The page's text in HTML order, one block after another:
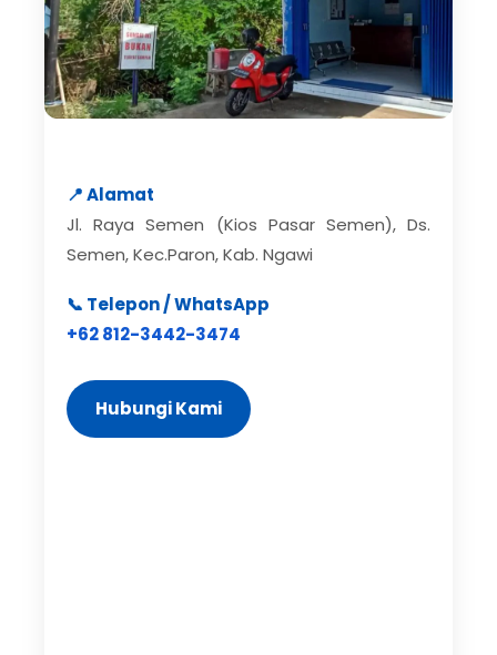
📍 Alamat
Jl. Raya Semen (Kios Pasar Semen), Ds.
Semen, Kec.Paron, Kab. Ngawi
📞 Telepon / WhatsApp
+62 812-3442-3474
Hubungi Kami